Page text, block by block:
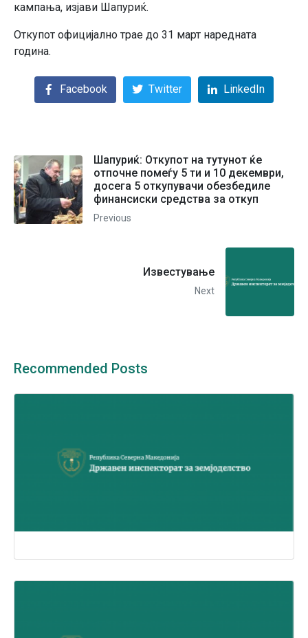
кампања, изјави Шапуриќ.
Откупот официјално трае до 31 март наредната
година.
Facebook Twitter LinkedIn
Шапуриќ: Oткупот на тутунот ќе
отпочне помеѓу 5 ти и 10 декември,
досега 5 откупувачи обезбедиле
финансиски средства за откуп
Previous
Известување
Next
Recommended Posts